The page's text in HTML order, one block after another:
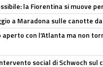
la Fiorentina si muove
a Maradona sulle canotte
aperto con l'Atlanta ma non
social di Schwoch sul